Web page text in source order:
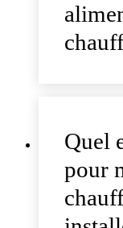
Quel
pour